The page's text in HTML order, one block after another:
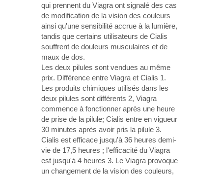
qui prennent du Viagra ont signalé des cas
de modification de la vision des couleurs
ainsi qu'une sensibilité accrue à la lumière,
tandis que certains utilisateurs de Cialis
souffrent de douleurs musculaires et de
maux de dos.
Les deux pilules sont vendues au même
prix. Différence entre Viagra et Cialis 1.
Les produits chimiques utilisés dans les
deux pilules sont différents 2, Viagra
commence à fonctionner après une heure
de prise de la pilule; Cialis entre en vigueur
30 minutes après avoir pris la pilule 3.
Cialis est efficace jusqu'à 36 heures demi-
vie de 17,5 heures ; l'efficacité du Viagra
est jusqu'à 4 heures 3. Le Viagra provoque
un changement de la vision des couleurs,